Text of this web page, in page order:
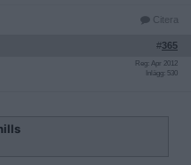
Citera
#365
Reg: Apr 2012
Inlägg: 530